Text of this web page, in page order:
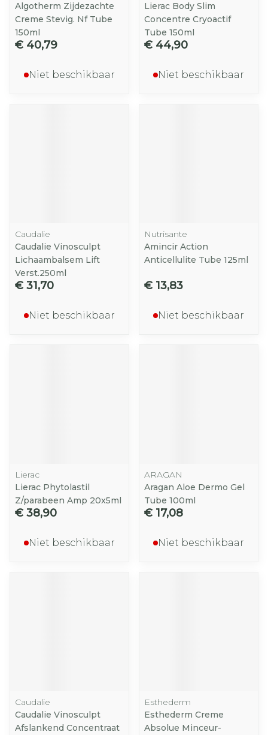
Algotherm Zijdezachte
Creme Stevig. Nf Tube
150ml
€ 40,79
Niet beschikbaar
Lierac Body Slim
Concentre Cryoactif
Tube 150ml
€ 44,90
Niet beschikbaar
Caudalie
Caudalie Vinosculpt
Lichaambalsem Lift
Verst.250ml
€ 31,70
Niet beschikbaar
Nutrisante
Amincir Action
Anticellulite Tube 125ml
€ 13,83
Niet beschikbaar
Lierac
Lierac Phytolastil
Z/parabeen Amp 20x5ml
€ 38,90
Niet beschikbaar
ARAGAN
Aragan Aloe Dermo Gel
Tube 100ml
€ 17,08
Niet beschikbaar
Caudalie
Caudalie Vinosculpt
Afslankend Concentraat
Esthederm
Esthederm Creme
Absolue Minceur-